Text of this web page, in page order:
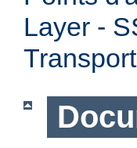
Layer -